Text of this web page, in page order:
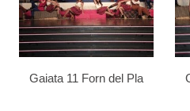
Gaiata 11 Forn del Pla